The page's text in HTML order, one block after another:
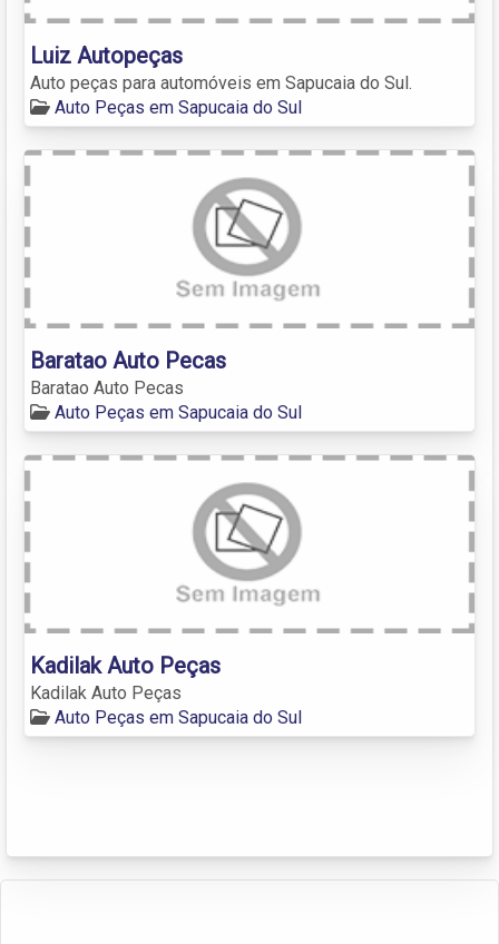
Luiz Autopeças
Auto peças para automóveis em Sapucaia do Sul.
Auto Peças em Sapucaia do Sul
Baratao Auto Pecas
Baratao Auto Pecas
Auto Peças em Sapucaia do Sul
Kadilak Auto Peças
Kadilak Auto Peças
Auto Peças em Sapucaia do Sul